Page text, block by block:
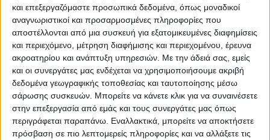
και επεξεργαζόμαστε προσωπικά δεδομένα, όπως μοναδικοί
αναγνωριστικοί και προσαρμοσμένες πληροφορίες που
αποστέλλονται από μια συσκευή για εξατομικευμένες διαφημίσεις
και περιεχόμενο, μέτρηση διαφήμισης και περιεχομένου, έρευνα
ακροατηρίου και ανάπτυξη υπηρεσιών. Με την άδειά σας, εμείς
και οι συνεργάτες μας ενδέχεται να χρησιμοποιήσουμε ακριβή
δεδομένα γεωγραφικής τοποθεσίας και ταυτοποίησης μέσω
σάρωσης συσκευών. Μπορείτε να κάνετε κλικ για να συναινέσετε
στην επεξεργασία από εμάς και τους συνεργάτες μας όπως
περιγράφεται παραπάνω. Εναλλακτικά, μπορείτε να αποκτήσετε
πρόσβαση σε πιο λεπτομερείς πληροφορίες και να αλλάξετε τις
Να σημειωθεί ότι πριν από λίγο καιρό ο
44χρονος συνελήφθη και για μία άλλη
υπόθεση, οποία εμπίπτει στο αδίκημα της
κατοχής όπλων.
Τελευταίες Ειδήσεις Σήμερα